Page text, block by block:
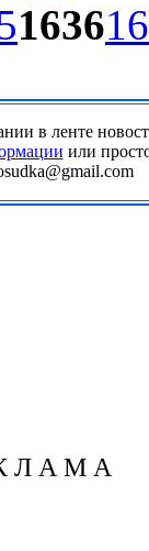
1636
в ленте
или
Л А М А